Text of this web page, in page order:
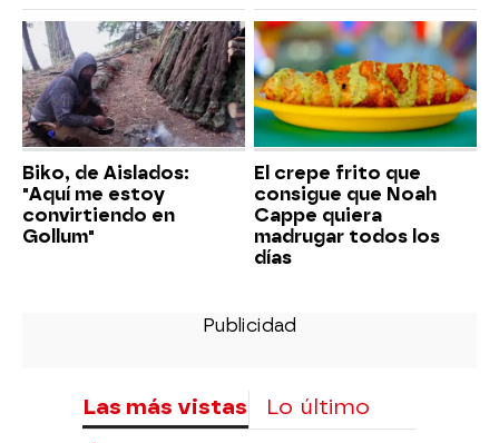
Biko, de Aislados:
"Aquí me estoy
convirtiendo en
Gollum"
El crepe frito que
consigue que Noah
Cappe quiera
madrugar todos los
días
Las más vistas Lo último